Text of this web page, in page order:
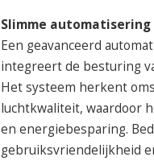
Slimme automatisering
Een geavanceerd
integreert de besturing
Het systeem herkent
luchtkwaliteit, waardoor
en energiebesparing.
gebruiksvriendelijkheid